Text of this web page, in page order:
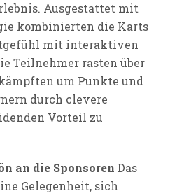
Ausgestattet mit
kombinierten die Karts
mit interaktiven
Teilnehmer rasten über
um Punkte und
durch clevere
Vorteil zu
an die Sponsoren Das
Gelegenheit, sich